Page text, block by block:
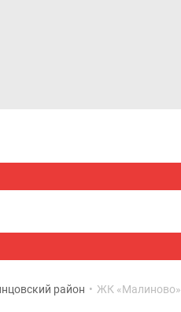
район • ЖК «Малиново»